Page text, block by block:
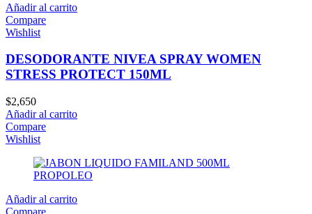
Añadir al carrito
Compare
Wishlist
DESODORANTE NIVEA SPRAY WOMEN
STRESS PROTECT 150ML
$2,650
Añadir al carrito
Compare
Wishlist
Añadir al carrito
Compare